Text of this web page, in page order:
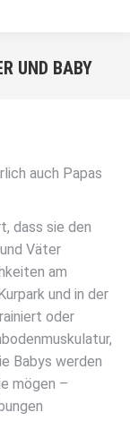
UND BABY
auch Papas
dass sie den
Väter
am
und in der
oder
Babys werden
mögen –